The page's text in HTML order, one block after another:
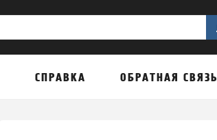
СПРАВКА ОБРАТНАЯ СВЯЗЬ